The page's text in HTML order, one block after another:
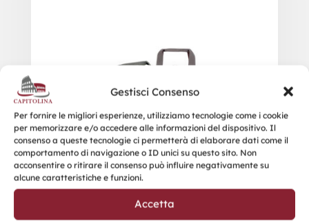
Gestisci Consenso
Per fornire le migliori esperienze, utilizziamo tecnologie come i cookie
per memorizzare e/o accedere alle informazioni del dispositivo. Il
consenso a queste tecnologie ci permetterà di elaborare dati come il
comportamento di navigazione o ID unici su questo sito. Non
acconsentire o ritirare il consenso può influire negativamente su
alcune caratteristiche e funzioni.
Accetta